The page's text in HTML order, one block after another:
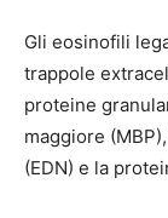
Gli eosinofili
trappole
proteine
maggiore
(EDN) e la